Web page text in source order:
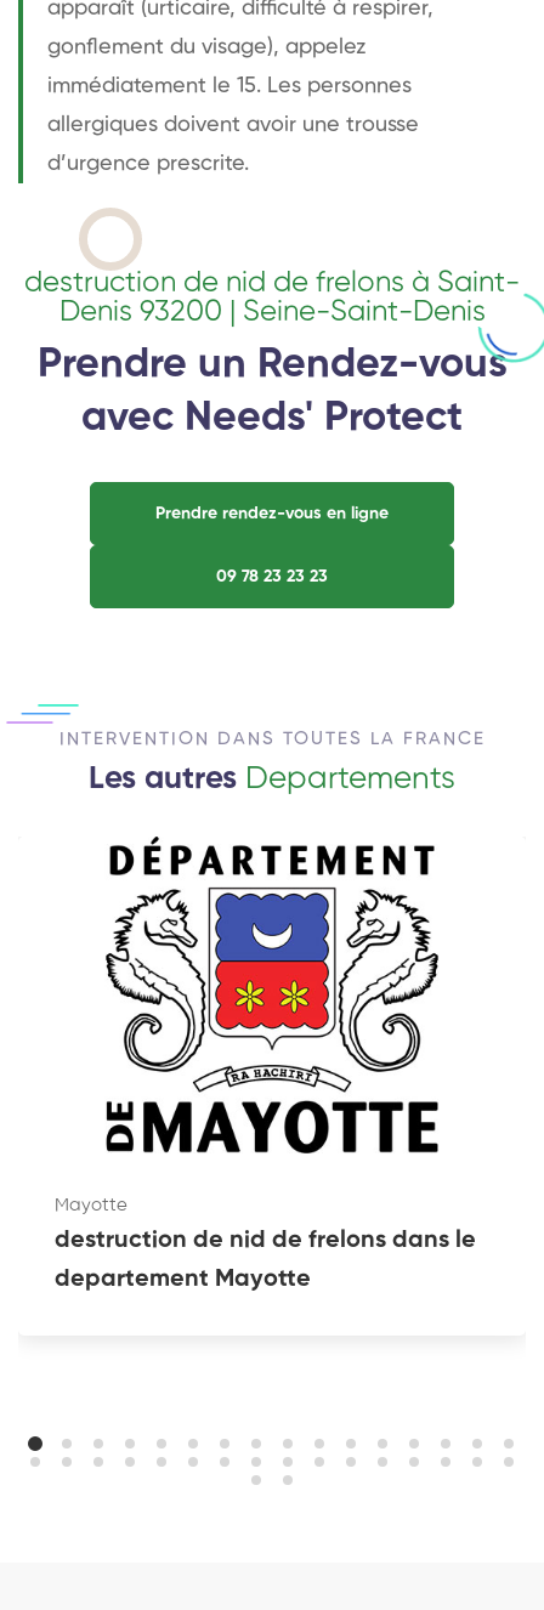
apparaît (urticaire, difficulté à respirer,
gonflement du visage), appelez
immédiatement le 15. Les personnes
allergiques doivent avoir une trousse
d’urgence prescrite.
destruction de nid de frelons à Saint-
Denis 93200 | Seine-Saint-Denis
Prendre un Rendez-vous
avec Needs' Protect
Prendre rendez-vous en ligne
09 78 23 23 23
INTERVENTION DANS TOUTES LA FRANCE
Les autres Departements
Mayotte
destruction de nid de frelons dans le
departement Mayotte